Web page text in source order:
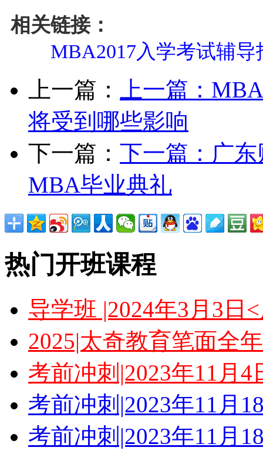
相关链接：
MBA2017入学考试辅导
上一篇： 上一篇：
将受到哪些影响
下一篇： 下一篇： 广
MBA毕业典礼
热门开班课程
导学班 |2024年3月3日
2025|太奇教育笔面全
考前冲刺|2023年11月
考前冲刺|2023年11月
考前冲刺|2023年11月